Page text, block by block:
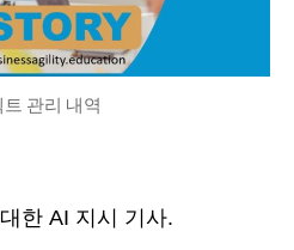
트 관리 내역
한 AI 지시 기사.